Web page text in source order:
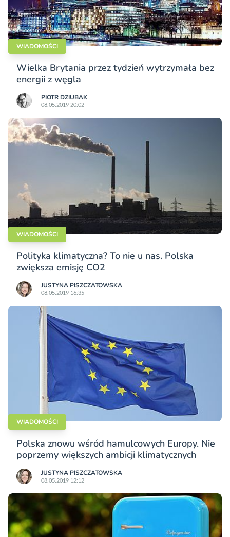
WIADOMOŚCI
Wielka Brytania przez tydzień wytrzymała bez
energii z węgla
PIOTR DZIUBAK
08.05.2019 20:02
WIADOMOŚCI
Polityka klimatyczna? To nie u nas. Polska
zwiększa emisję CO2
JUSTYNA PISZCZATOWSKA
08.05.2019 16:35
WIADOMOŚCI
Polska znowu wśród hamulcowych Europy. Nie
poprzemy większych ambicji klimatycznych
JUSTYNA PISZCZATOWSKA
08.05.2019 12:12